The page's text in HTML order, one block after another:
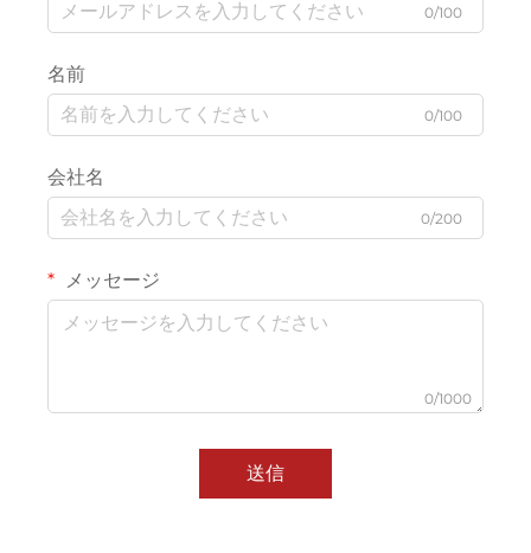
0/100
名前
0/100
会社名
0/200
メッセージ
0/1000
送信